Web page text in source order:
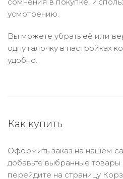
усмотрению.
Вы можете убрать её или
одну галочку в настройках
удобно.
Как купить
Оформить заказ на нашем
добавьте выбранные товары
перейдите на страницу